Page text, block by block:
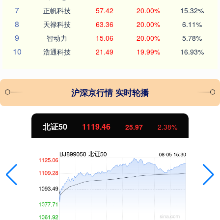
7 正帆科技 57.42 20.00% 15.32%
8 天禄科技 63.36 20.00% 6.11%
9 智动力 15.06 20.00% 5.78%
10 浩通科技 21.49 19.99% 16.93%
沪深京行情 实时轮播
北证50 1119.46 25.97 2.38%